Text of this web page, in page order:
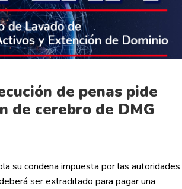
de penas pide
de cerebro de DMG
su condena impuesta por las autoridades
ser extraditado para pagar una